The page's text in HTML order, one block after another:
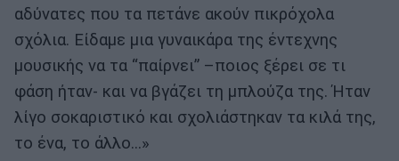
αδύνατες που τα πετάνε ακούν πικρόχολα
σχόλια. Είδαμε μια γυναικάρα της έντεχνης
μουσικής να τα “παίρνει” –ποιος ξέρει σε τι
φάση ήταν- και να βγάζει τη μπλούζα της. Ήταν
λίγο σοκαριστικό και σχολιάστηκαν τα κιλά της,
το ένα, το άλλο…»